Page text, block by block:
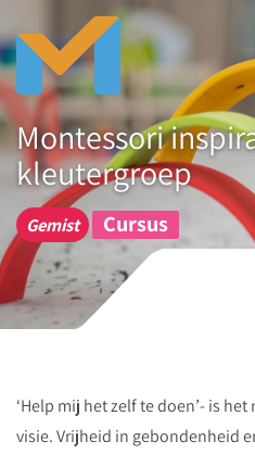
gratis
Lees
in
onze
gratis
download
vijf
tips
om
Montessori
zetten
Montessori
kleutergroep
Gemist Cursus
‘Help mij het zelf te doen’- is
visie. Vrijheid in gebondenheid